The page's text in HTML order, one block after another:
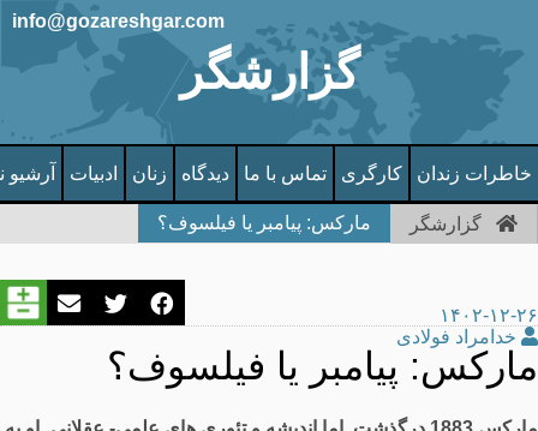
گزارشگر
info@gozareshgar.com
خاطرات زندان کارگری تماس با ما دیدگاه زنان ادبیات آرشیو
گزارشگر مارکس: پیامبر یا فیلسوف؟
۱۴۰۲-۱۲-۲۶
خدامراد فولادی
مارکس: پیامبر یا فیلسوف؟